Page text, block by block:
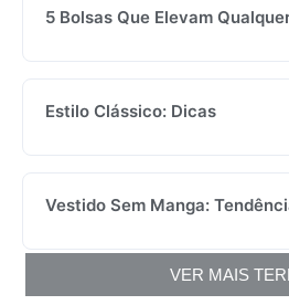
5 Bolsas Que Elevam
Estilo Clássico: Dicas
Vestido Sem Manga:
VER MAIS